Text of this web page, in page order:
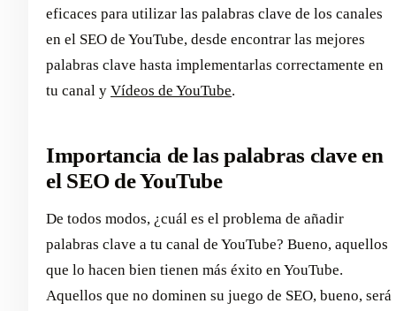
eficaces para utilizar las palabras clave de los canales
en el SEO de YouTube, desde encontrar las mejores
palabras clave hasta implementarlas correctamente en
tu canal y Vídeos de YouTube.
Importancia de las palabras clave en
el SEO de YouTube
De todos modos, ¿cuál es el problema de añadir
palabras clave a tu canal de YouTube? Bueno, aquellos
que lo hacen bien tienen más éxito en YouTube.
Aquellos que no dominen su juego de SEO, bueno, será